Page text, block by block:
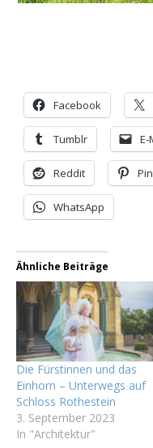
Facebook
Tumblr E-
Reddit
WhatsApp
Ähnliche Beiträge
Die Fürstinnen und das
Einhorn – Unterwegs auf
Schloss Rothestein
3. September 2023
In "Architektur"